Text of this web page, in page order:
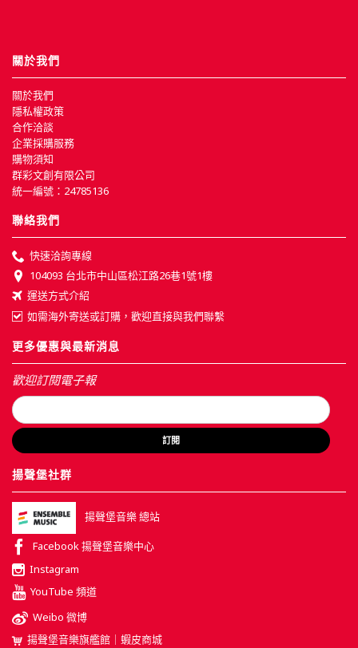
關於我們
關於我們
隱私權政策
合作洽談
企業採購服務
購物須知
群彩文創有限公司
統一編號：24785136
聯絡我們
快速洽詢專線
104093 台北市中山區松江路26巷1號1樓
運送方式介紹
如需海外寄送或訂購，歡迎直接與我們聯繫
更多優惠與最新消息
歡迎訂閱電子報
訂閱
揚聲堡社群
揚聲堡音樂 總站
Facebook 揚聲堡音樂中心
Instagram
YouTube 頻道
Weibo 微博
揚聲堡音樂旗艦館｜蝦皮商城